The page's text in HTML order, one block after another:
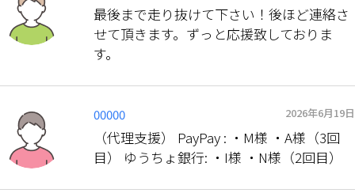
最後まで走り抜けて下さい！後ほど連絡さ
せて頂きます。ずっと応援致しておりま
す。
00000 2026年6月19日
（代理支援） PayPay : ・M様 ・A様（3回
目） ゆうちょ銀行: ・I様 ・N様（2回目）